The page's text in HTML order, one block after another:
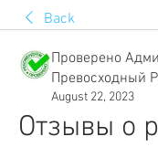
Back
Проверено
Превосходный
August 22, 2023
Отзывы о